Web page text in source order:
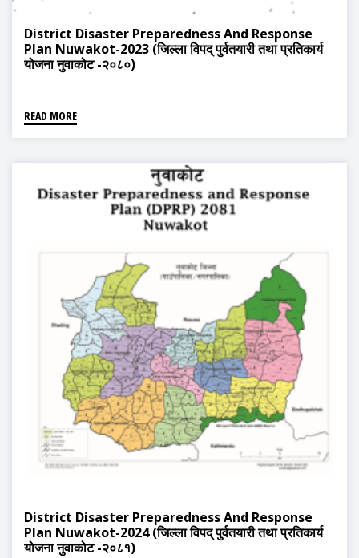
District Disaster Preparedness And Response
Plan Nuwakot-2023 (जिल्ला विपद् पुर्वतयारी तथा प्रतिकार्य
योजना नुवाकोट -२०८०)
READ MORE
District Disaster Preparedness And Response
Plan Nuwakot-2024 (जिल्ला विपद् पुर्वतयारी तथा प्रतिकार्य
योजना नुवाकोट -२०८१)